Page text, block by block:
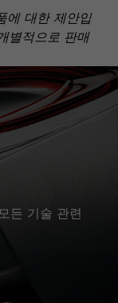
에 대한 제안입
별적으로 판매
든 기술 관련